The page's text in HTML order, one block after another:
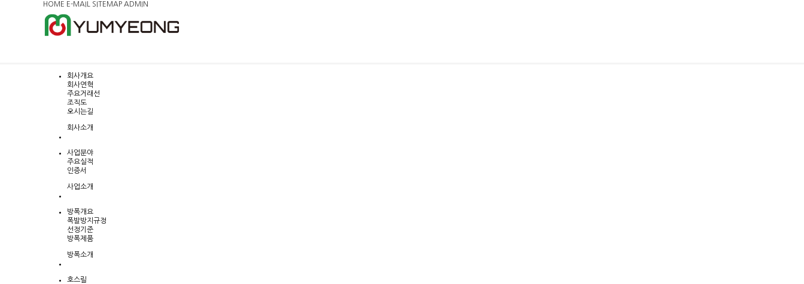
HOME E-MAIL SITEMAP ADMIN
회사개요
회사연혁
주요거래선
조직도
오시는길
회사소개
사업분야
주요실적
인증서
사업소개
방폭개요
폭발방지규정
선정기준
방폭제품
방폭소개
호스릴